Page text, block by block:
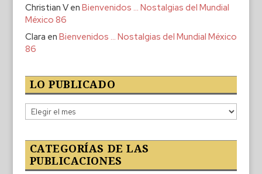
Christian Ven Bienvenidos … Nostalgias del Mundial
México 86
Clara en Bienvenidos … Nostalgias del Mundial México
86
LO PUBLICADO
Lo
publicado
CATEGORÍAS DE LAS
PUBLICACIONES